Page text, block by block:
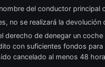
del conductor principal
no se realizará la devolución
derecho de denegar un
con suficientes fondos
cancelado al menos 48